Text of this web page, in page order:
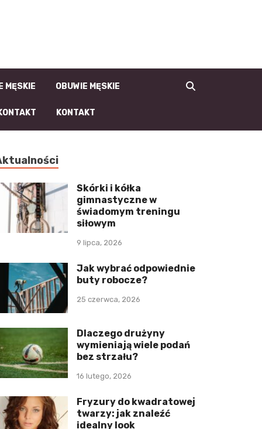
moda męska i
męski styl
MĘSKIE OBUWIE MĘSKIE
KONTAKT
Skórki i kółka
gimnastyczne w
świadomym treningu
siłowym
9 lipca, 2026
Jak wybrać odpowiednie
buty robocze?
25 czerwca, 2026
Dlaczego drużyny
wymieniają wiele podań
bez strzału?
16 lutego, 2026
Fryzury do kwadratowej
twarzy: jak znaleźć
idealny look